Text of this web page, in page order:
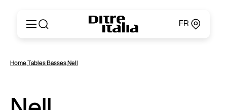
FR
Produits
Catalogues et Matériaux
English
Español
Home,Tables Basses,Nell